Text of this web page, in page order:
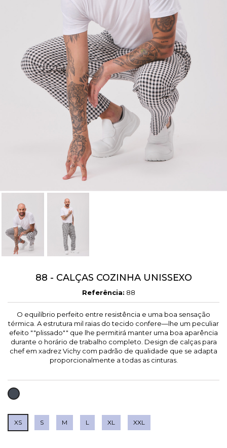
88 - CALÇAS COZINHA UNISSEXO
Referência: 88
O equilíbrio perfeito entre resistência e uma boa sensação
térmica. A estrutura mil raias do tecido confere—lhe um peculiar
efeito ""plissado"" que lhe permitirá manter uma boa aparência
durante o horário de trabalho completo. Design de calças para
chef em xadrez Vichy com padrão de qualidade que se adapta
proporcionalmente a todas as cinturas.
PRETO
XS S M L XL XXL
Cancel Create wishlist
wishlist.
Cancel Sign in